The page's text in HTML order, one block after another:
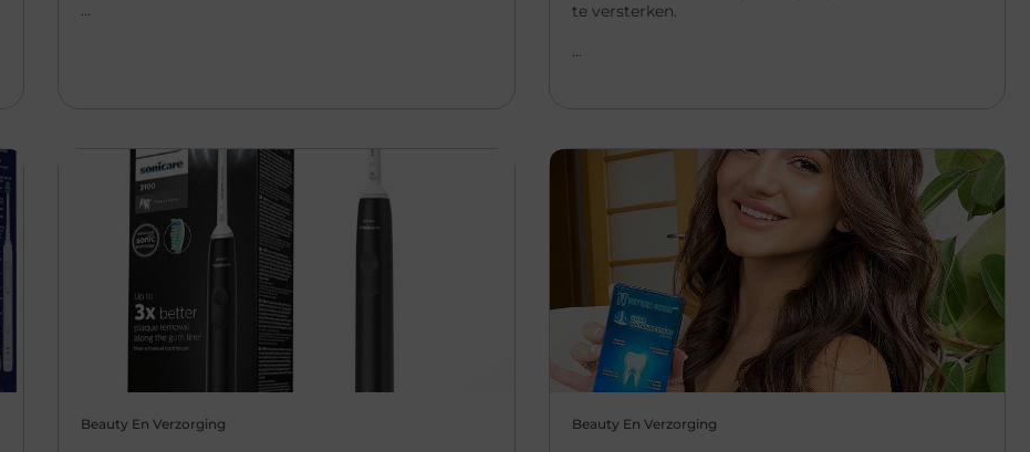
te versterken.
Beauty En Verzorging Beauty En Verzorging